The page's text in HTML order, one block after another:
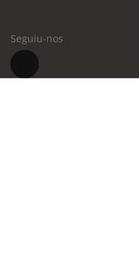
Seguiu-nos